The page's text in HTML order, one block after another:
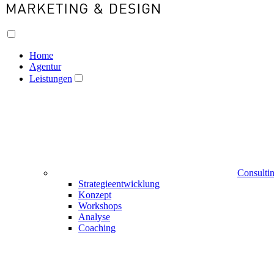
Home
Agentur
Leistungen
Strategieentwicklung
Konzept
Workshops
Analyse
Coaching